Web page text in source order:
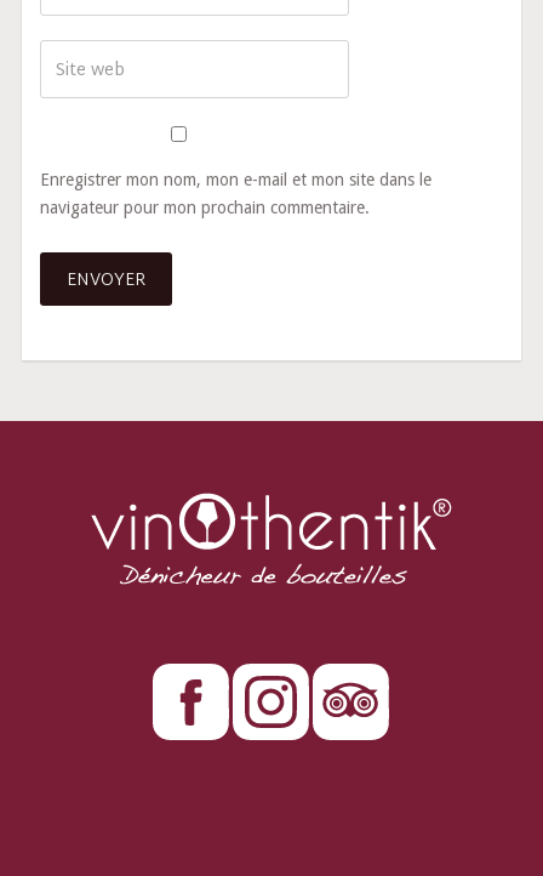
Enregistrer mon nom, mon e-mail et mon site dans le
navigateur pour mon prochain commentaire.